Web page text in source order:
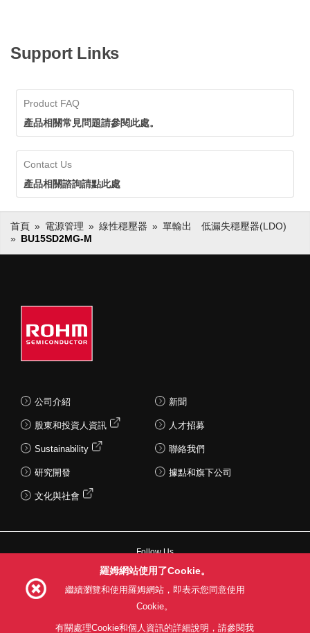
Support Links
Product FAQ
產品相關常見問題請參閱此處。
Contact Us
產品相關諮詢請點此處
首頁 電源管理 線性穩壓器
單輸出 低漏失穩壓器(LDO)
BU15SD2MG-M
公司介紹
股東和投資人資訊
Sustainability
研究開發
文化與社會
新聞
人才招募
聯絡我們
據點和旗下公司
Follow Us
網站使用條款 利用目的 隱私權政策 網站地圖
羅姆網站使用了Cookie。
繼續瀏覽和使用羅姆網站，即表示您同意使用
Cookie。
有關處理Cookie和個人資訊的詳細說明，請參閱我